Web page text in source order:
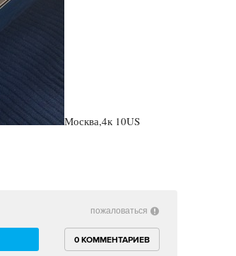
Москва,4к 10US
0 КОММЕНТАРИЕВ
пожаловаться